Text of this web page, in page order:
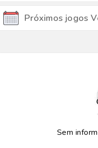
Próximos jogos
Sem